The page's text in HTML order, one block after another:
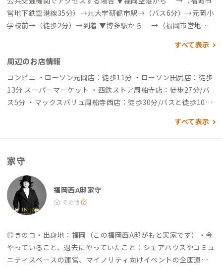
営地下鉄空港線35分）→九大学研都市駅→（バス6分）→元岡小
学校前→（徒歩2分）→到着 ▼博多駅から →（福岡市営地下
校前→（徒歩2分）→到着 ▼九州大学伊都キャンパスから →
（バス5～20分）→元岡小学校前→（徒歩2分）→到着 ※バス
停：元岡農協前からも徒歩4分で到着します、バス路線により停
留所名をご確認ください 自動車でアクセスする場合 ▼福岡空港
から →（一般道5分）→榎田IC→（高速道20分）→今宿IC→
C→（高速道15分）→今宿IC→（一般道10分）→到着 ▼九州大
すべて表示
周辺のお店情報
コンビニ ・ローソン元岡店：徒歩11分 ・ローソン田尻店：徒歩
13分 スーパーマーケット ・西鉄ストア周船寺店：徒歩27分/バ
ス5分 ・マックスバリュ周船寺西店：徒歩30分/バスと徒歩10分
マウンテンマウンテン：徒歩1分（古民家を改装したレストラ
分/バスと徒歩12分（福岡を代表するうどん屋、40分茹でて水で
締めない軟めんが特徴的） ・博多ラーメン膳 周船寺店：徒歩30
分/バスと徒歩12分（安さで有名な博多ラーメンのチェーン店）
・一力寿司：徒歩37分/バスと徒歩19分（鯛ラーメンで有名な寿
司屋） 商業施設、教育施設 ・九大新町エリア：徒歩16分（伊都
コワーキングもできる蔦屋書店ほか、インスタ映えする飲食店
など） ・「ゲートウェイ」エリア：徒歩24分/バス停から徒歩2
分（セリア、UNIQLO、西松屋、ヤマダ電機、ベスト電器、グッ
すべて表示
家守
福岡西A邸家守
その他
◎きのコ ・出身地：福岡（この福岡西A邸がもと実家です）
・今
やっていること、過去にやっていたこと：シェアハウスやコミュ
ニティスペースの運営、マイノリティ向けイベントの企画運